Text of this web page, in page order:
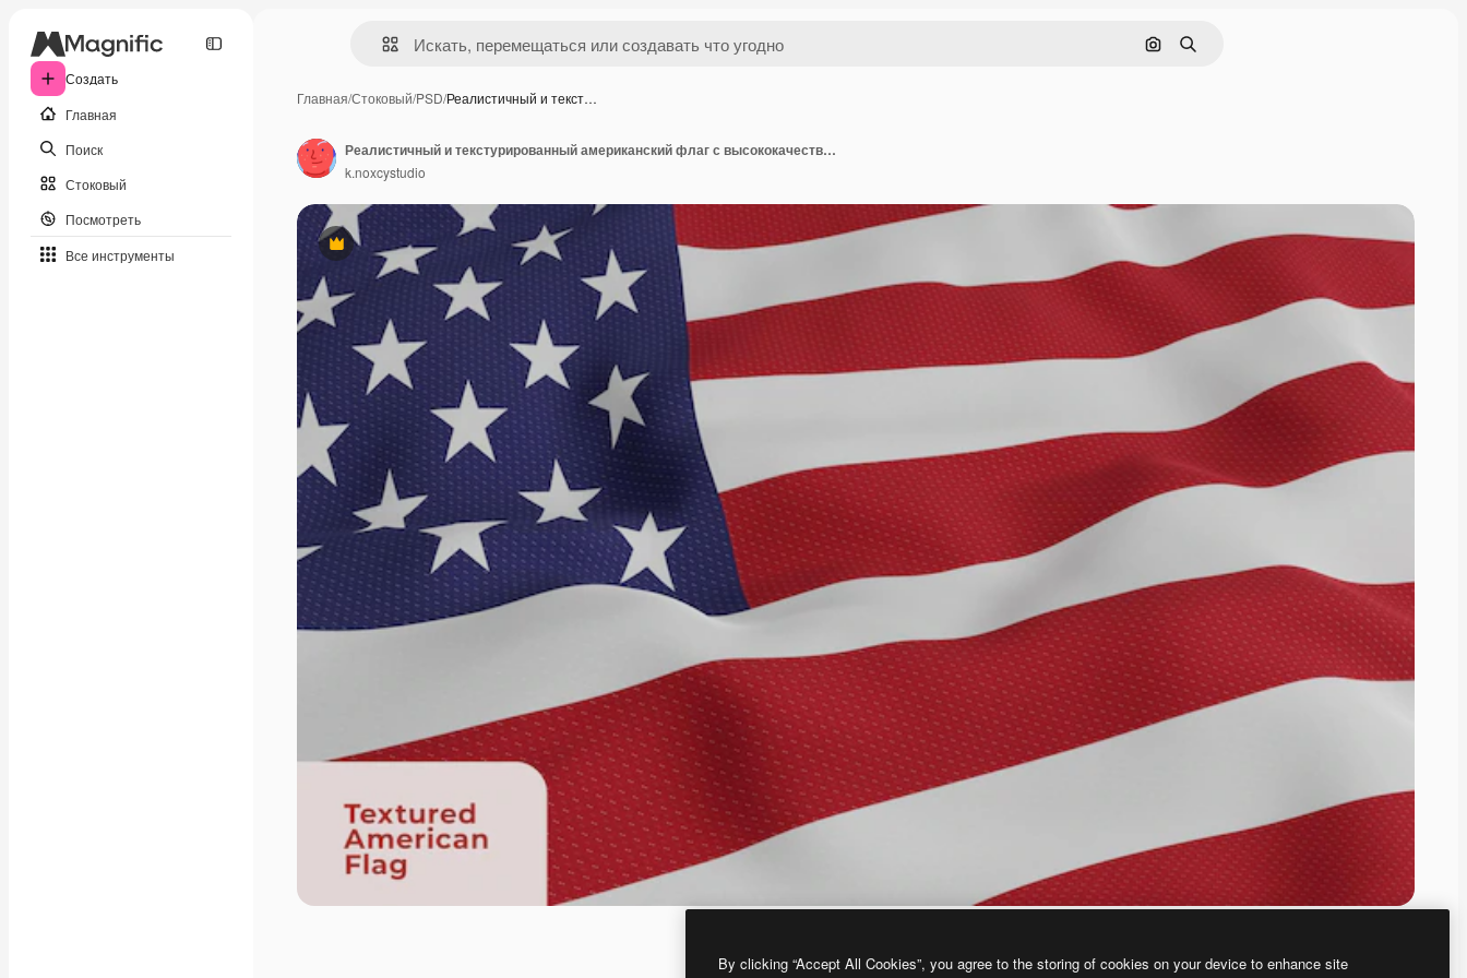
Создать
Главная
Поиск
Стоковый
Посмотреть
Все инструменты
Поиск по изображению
Поиск
Главная/Стоковый/PSD/Реалистичный и текст…
Премиум
Реалистичный и текстурированный американский флаг с высококачественным рендерингом
k.noxcystudio
By clicking “Accept All Cookies”, you agree to the storing of cookies on your device to enhance site